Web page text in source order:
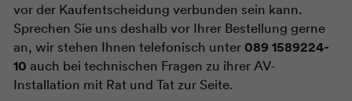
vor der Kaufentscheidung verbunden sein kann.
Sprechen Sie uns deshalb vor Ihrer Bestellung gerne
an, wir stehen Ihnen telefonisch unter 089 1589224-
10 auch bei technischen Fragen zu ihrer AV-
Installation mit Rat und Tat zur Seite.